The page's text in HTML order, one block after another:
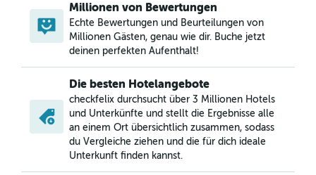
Millionen von Bewertungen
Echte Bewertungen und Beurteilungen von
Millionen Gästen, genau wie dir. Buche jetzt
deinen perfekten Aufenthalt!
Die besten Hotelangebote
checkfelix durchsucht über 3 Millionen Hotels
und Unterkünfte und stellt die Ergebnisse alle
an einem Ort übersichtlich zusammen, sodass
du Vergleiche ziehen und die für dich ideale
Unterkunft finden kannst.